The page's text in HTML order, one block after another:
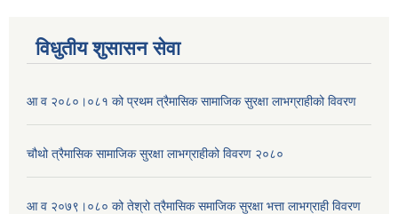
विधुतीय शुसासन सेवा
आ व २०८०।०८१ को प्रथम त्रैमासिक सामाजिक सुरक्षा लाभग्राहीको विवरण
चौथो त्रैमासिक सामाजिक सुरक्षा लाभग्राहीको विवरण २०८०
आ व २०७९।०८० को तेश्रो त्रैमासिक समाजिक सुरक्षा भत्ता लाभग्राही विवरण